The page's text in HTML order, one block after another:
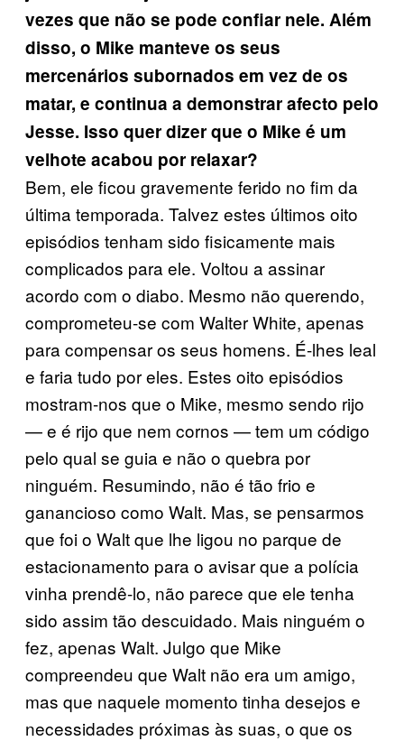
vezes que não se pode confiar nele. Além
disso, o Mike manteve os seus
mercenários subornados em vez de os
matar, e continua a demonstrar afecto pelo
Jesse. Isso quer dizer que o Mike é um
velhote acabou por relaxar?
Bem, ele ficou gravemente ferido no fim da
última temporada. Talvez estes últimos oito
episódios tenham sido fisicamente mais
complicados para ele. Voltou a assinar
acordo com o diabo. Mesmo não querendo,
comprometeu-se com Walter White, apenas
para compensar os seus homens. É-lhes leal
e faria tudo por eles. Estes oito episódios
mostram-nos que o Mike, mesmo sendo rijo
— e é rijo que nem cornos — tem um código
pelo qual se guia e não o quebra por
ninguém. Resumindo, não é tão frio e
ganancioso como Walt. Mas, se pensarmos
que foi o Walt que lhe ligou no parque de
estacionamento para o avisar que a polícia
vinha prendê-lo, não parece que ele tenha
sido assim tão descuidado. Mais ninguém o
fez, apenas Walt. Julgo que Mike
compreendeu que Walt não era um amigo,
mas que naquele momento tinha desejos e
necessidades próximas às suas, o que os